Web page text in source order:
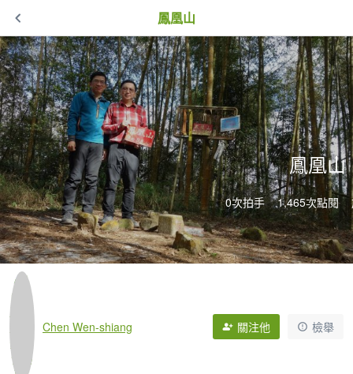
鳳凰山
鳳凰山
0次拍手 1,465次點閱
Chen Wen-shiang 關注他 檢舉